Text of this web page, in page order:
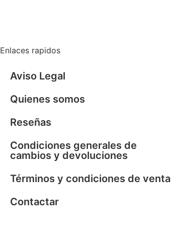
Enlaces rapidos
Aviso Legal
Quienes somos
Reseñas
Condiciones generales de
cambios y devoluciones
Términos y condiciones de venta
Contactar